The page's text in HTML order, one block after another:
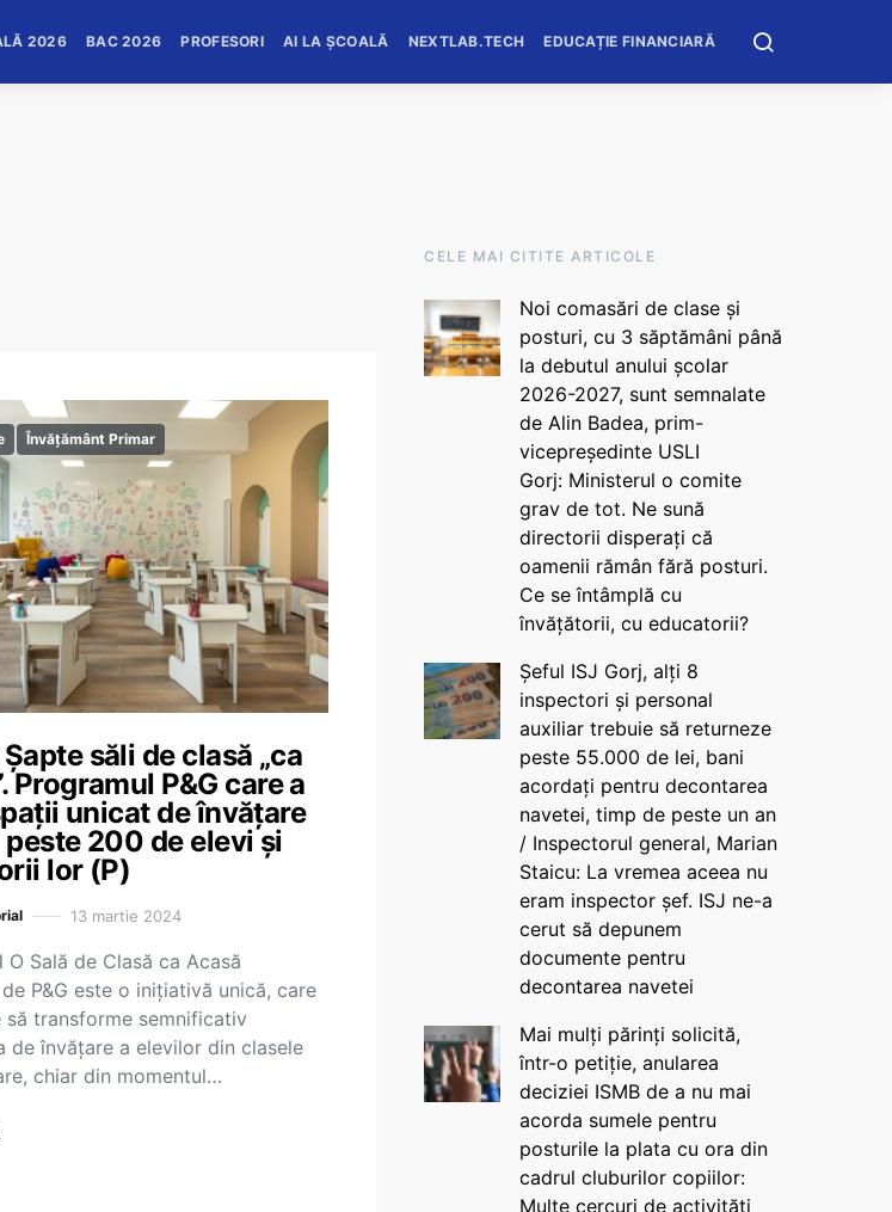
2026 BAC 2026 PROFESORI AI LA ȘCOALĂ NEXTLAB.TECH EDUCAȚIE FINANCIARĂ
Învățământ Primar
săli de clasă „ca
Programul P&G care a
unicat de învățare
200 de elevi și
lor (P)
13 martie 2024
O Sală de Clasă ca Acasă
P&G este o inițiativă unică, care
să transforme semnificativ
de învățare a elevilor din clasele
chiar din momentul…
CELE MAI CITITE ARTICOLE
Noi comasări de clase și
posturi, cu 3 săptămâni până
la debutul anului școlar
2026-2027, sunt semnalate
de Alin Badea, prim-
vicepreședinte USLI
Gorj: Ministerul o comite
grav de tot. Ne sună
directorii disperați că
oamenii rămân fără posturi.
Ce se întâmplă cu
învățătorii, cu educatorii?
Șeful ISJ Gorj, alți 8
inspectori și personal
auxiliar trebuie să returneze
peste 55.000 de lei, bani
acordați pentru decontarea
navetei, timp de peste un an
/ Inspectorul general, Marian
Staicu: La vremea aceea nu
eram inspector șef. ISJ ne-a
cerut să depunem
documente pentru
decontarea navetei
Mai mulți părinți solicită,
într-o petiție, anularea
deciziei ISMB de a nu mai
acorda sumele pentru
posturile la plata cu ora din
cadrul cluburilor copiilor:
Multe cercuri de activități